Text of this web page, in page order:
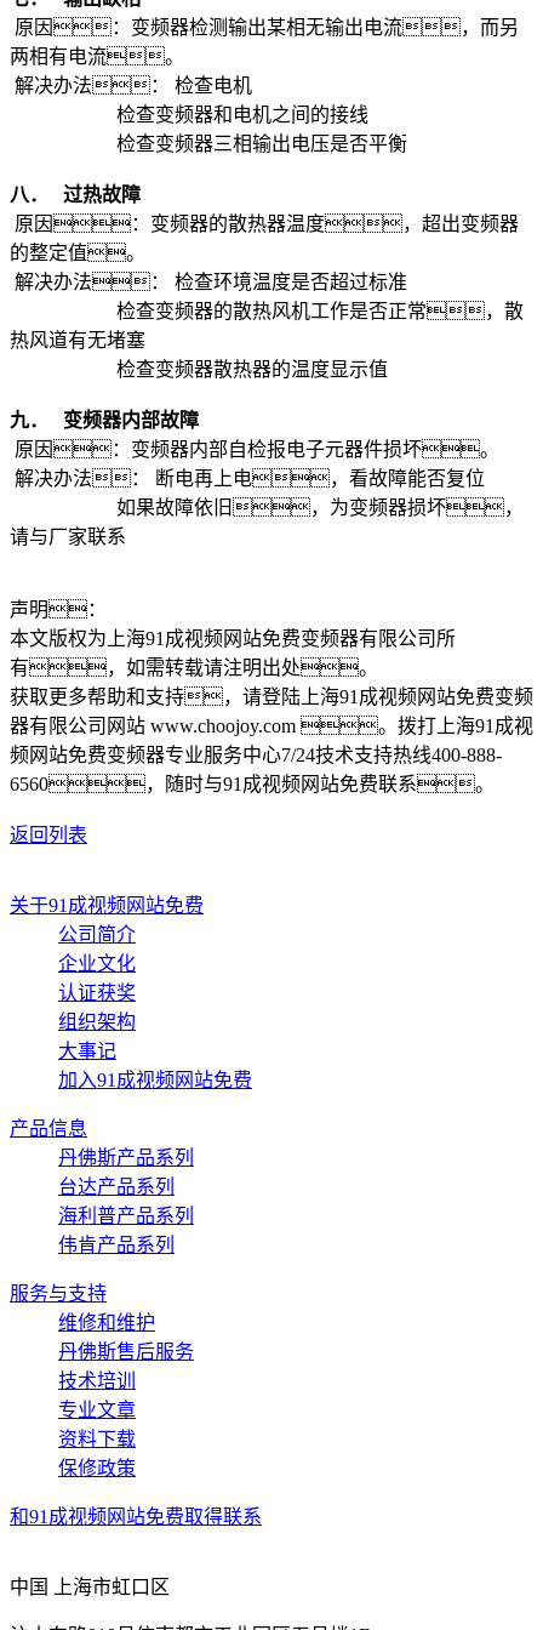
原因：变频器检测输出某相无输出电流，而另
两相有电流。
解决办法： 检查电机
检查变频器和电机之间的接线
检查变频器三相输出电压是否平衡
八． 过热故障
原因：变频器的散热器温度，超出变频器
的整定值。
解决办法： 检查环境温度是否超过标准
检查变频器的散热风机工作是否正常，散
热风道有无堵塞
检查变频器散热器的温度显示值
九． 变频器内部故障
原因：变频器内部自检报电子元器件损坏。
解决办法： 断电再上电，看故障能否复位
如果故障依旧，为变频器损坏，
请与厂家联系
声明：
本文版权为上海91成视频网站免费变频器有限公司所
有，如需转载请注明出处。
获取更多帮助和支持，请登陆上海91成视频网站免费变频
器有限公司网站 www.choojoy.com 。拨打上海91成视
频网站免费变频器专业服务中心7/24技术支持热线400-888-
6560，随时与91成视频网站免费联系。
返回列表
关于91成视频网站免费
公司简介
企业文化
认证获奖
组织架构
大事记
加入91成视频网站免费
产品信息
丹佛斯产品系列
台达产品系列
海利普产品系列
伟肯产品系列
服务与支持
维修和维护
丹佛斯售后服务
技术培训
专业文章
资料下载
保修政策
和91成视频网站免费取得联系
中国 上海市虹口区